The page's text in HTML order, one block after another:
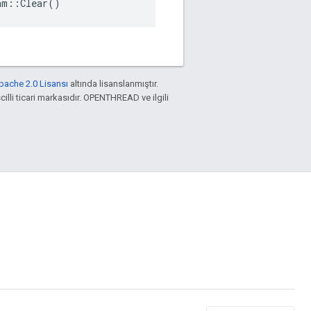
2.0 Lisansı altında lisanslanmıştır.
ticari markasıdır. OPENTHREAD ve ilgili